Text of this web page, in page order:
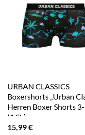
URBAN CLASSICS
Boxershorts „Urban
Herren Boxer Shorts 3-
(1 St.)
15,99€